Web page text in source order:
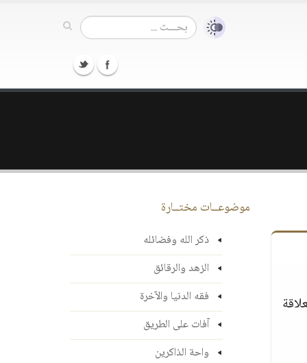
موضوعــات مختــارة
ذكر الله وفضائله
الزهد والرقائق
فقه الدنيا والآخرة
آفات على الطريق
واحة الذاكرين